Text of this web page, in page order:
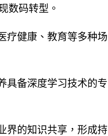
数码转型。
疗健康、教育等多种场
具备深度学习技术的专
界的知识共享，形成持